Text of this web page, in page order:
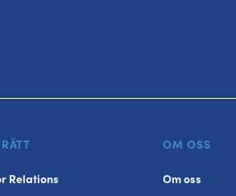
Relations
OM OSS
Om oss